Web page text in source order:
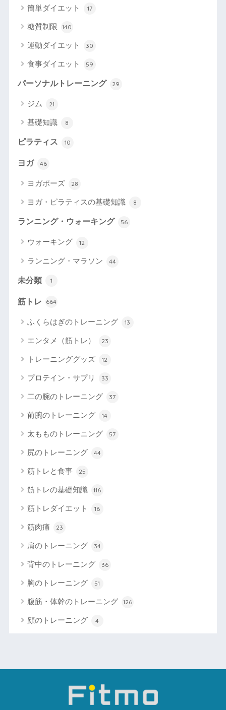
簡単ダイエット 17
糖質制限 140
運動ダイエット 30
食事ダイエット 59
パーソナルトレーニング 29
ジム 21
基礎知識 8
ピラティス 10
ヨガ 46
ヨガポーズ 28
ヨガ・ピラティスの基礎知識 8
ランニング・ウォーキング 56
ウォーキング 12
ランニング・マラソン 44
未分類 1
筋トレ 664
ふくらはぎのトレーニング 13
エンタメ（筋トレ） 23
トレーニンググッズ 12
プロテイン・サプリ 33
二の腕のトレーニング 37
前腕のトレーニング 14
太もものトレーニング 57
尻のトレーニング 44
筋トレと食事 25
筋トレの基礎知識 116
筋トレダイエット 16
筋肉痛 23
肩のトレーニング 34
背中のトレーニング 36
胸のトレーニング 51
腹筋・体幹のトレーニング 126
顔のトレーニング 4